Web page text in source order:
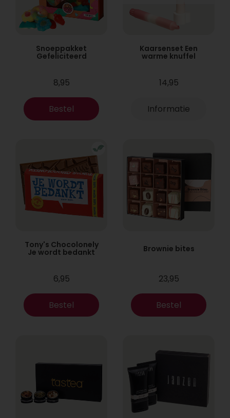
Snoeppakket
Gefeliciteerd
8,95
Bestel
Kaarsenset Een
warme knuffel
14,95
Informatie
Tony's Chocolonely
Je wordt bedankt
6,95
Bestel
Brownie bites
23,95
Bestel